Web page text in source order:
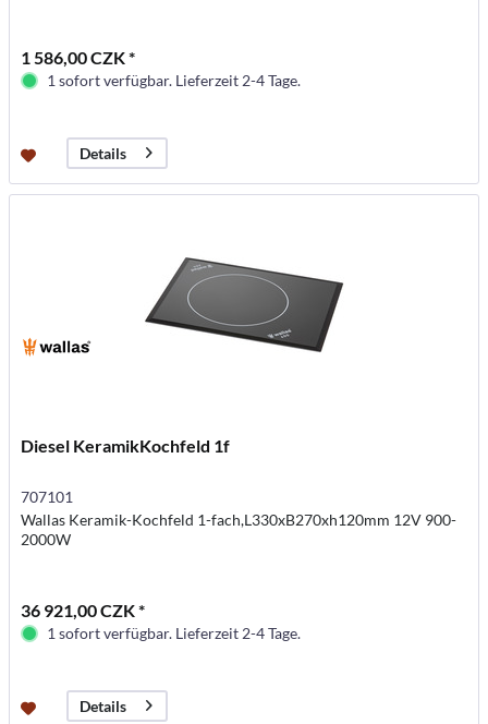
1 586,00 CZK *
1 sofort verfügbar. Lieferzeit 2-4 Tage.
Details
Diesel KeramikKochfeld 1f
707101
Wallas Keramik-Kochfeld 1-fach,L330xB270xh120mm 12V 900-
2000W
36 921,00 CZK *
1 sofort verfügbar. Lieferzeit 2-4 Tage.
Details